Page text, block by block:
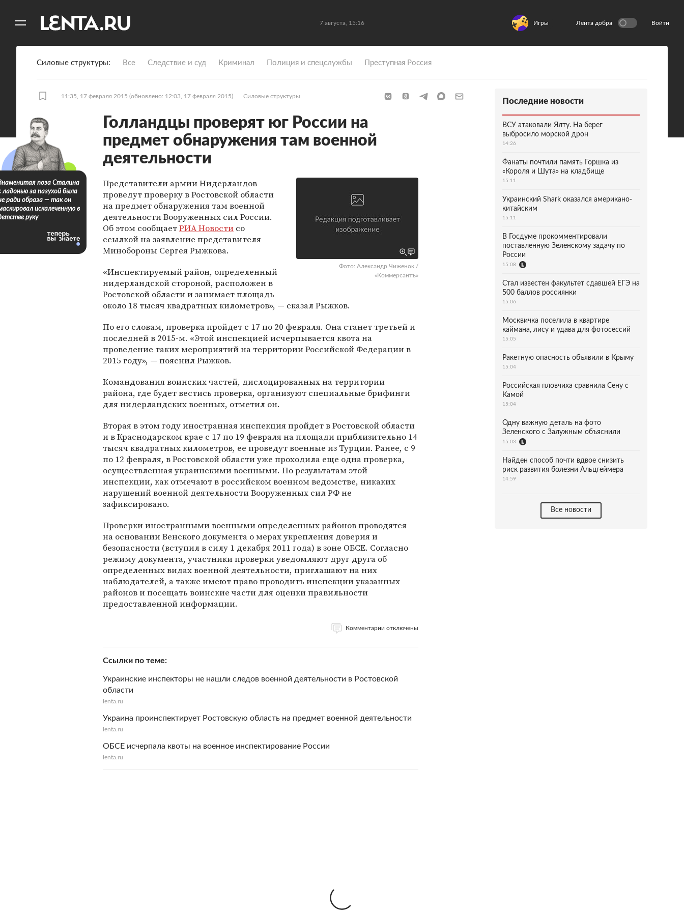
7 августа, 15:16 Игры Лента добра Войти
Силовые структуры Все Следствие и суд Криминал Полиция и спецслужбы Преступная Россия
11:35, 17 февраля 2015 (обновлено: 12:03, 17 февраля 2015) Силовые структуры
Голландцы проверят юг России на
предмет обнаружения там военной
деятельности
Фото: Александр Чиженок /
«Коммерсантъ»
Представители армии Нидерландов
проведут проверку в Ростовской области
на предмет обнаружения там военной
деятельности Вооруженных сил России.
Об этом сообщаетРИА Новости со
ссылкой на заявление представителя
Минобороны Сергея Рыжкова.
«Инспектируемый район, определенный
нидерландской стороной, расположен в
Ростовской области и занимает площадь
около 18 тысяч квадратных километров», — сказал Рыжков.
По его словам, проверка пройдет с 17 по 20 февраля. Она станет третьей и
последней в 2015-м. «Этой инспекцией исчерпывается квота на
проведение таких мероприятий на территории Российской Федерации в
2015 году», — пояснил Рыжков.
Командования воинских частей, дислоцированных на территории
района, где будет вестись проверка, организуют специальные брифинги
для нидерландских военных, отметил он.
Вторая в этом году иностранная инспекция пройдет в Ростовской области
и в Краснодарском крае с 17 по 19 февраля на площади приблизительно 14
тысяч квадратных километров, ее проведут военные из Турции. Ранее, с 9
по 12 февраля, в Ростовской области уже проходила еще одна проверка,
осуществленная украинскими военными. По результатам этой
инспекции, как отмечают в российском военном ведомстве, никаких
нарушений военной деятельности Вооруженных сил РФ не
зафиксировано.
Проверки иностранными военными определенных районов проводятся
на основании Венского документа о мерах укрепления доверия и
безопасности (вступил в силу 1 декабря 2011 года) в зоне ОБСЕ. Согласно
режиму документа, участники проверки уведомляют друг друга об
определенных видах военной деятельности, приглашают на них
наблюдателей, а также имеют право проводить инспекции указанных
районов и посещать воинские части для оценки правильности
предоставленной информации.
Комментарии отключены
Ссылки по теме
Украинские инспекторы не нашли следов военной деятельности в Ростовской
области
lenta.ru
Украина проинспектирует Ростовскую область на предмет военной деятельности
lenta.ru
ОБСЕ исчерпала квоты на военное инспектирование России
lenta.ru
поза Сталина
ладонью за пазухой была
ради образа — так он
искалеченную в
руку
Последние новости
ВСУ атаковали Ялту. На берег
выбросило морской дрон
14:26
Фанаты почтили память Горшка из
«Короля и Шута» на кладбище
15:11
Украинский Shark оказался американо-
китайским
15:11
В Госдуме прокомментировали
поставленную Зеленскому задачу по
России
15:08
Стал известен факультет сдавшей ЕГЭ на
500 баллов россиянки
15:06
Москвичка поселила в квартире
каймана, лису и удава для фотосессий
15:05
Ракетную опасность объявили в Крыму
15:04
Российская пловчиха сравнила Сену с
Камой
15:04
Одну важную деталь на фото
Зеленского с Залужным объяснили
15:03
Найден способ почти вдвое снизить
риск развития болезни Альцгеймера
14:59
Все новости